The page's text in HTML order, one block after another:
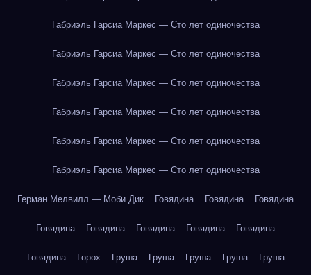
Габриэль Гарсиа Маркес — Сто лет одиночества
Габриэль Гарсиа Маркес — Сто лет одиночества
Габриэль Гарсиа Маркес — Сто лет одиночества
Габриэль Гарсиа Маркес — Сто лет одиночества
Габриэль Гарсиа Маркес — Сто лет одиночества
Габриэль Гарсиа Маркес — Сто лет одиночества
Герман Мелвилл — Моби Дик Говядина Говядина Говядина
Говядина Говядина Говядина Говядина Говядина
Говядина Горох Груша Груша Груша Груша Груша